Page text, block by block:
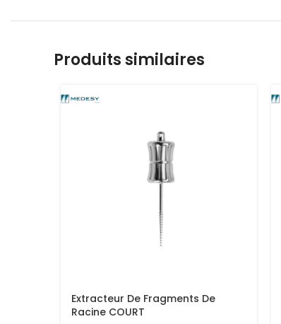
Produits similaires
Extracteur De Fragments De
Racine COURT